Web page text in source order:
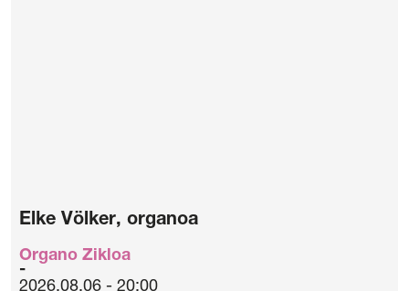
Elke Völker, organoa
Organo Zikloa
2026.08.06 - 20:00